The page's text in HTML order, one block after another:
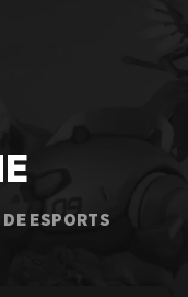
ESPORTS